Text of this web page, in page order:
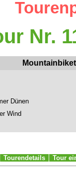
Nr.
Dünen
Wind
Tourendetails Tour